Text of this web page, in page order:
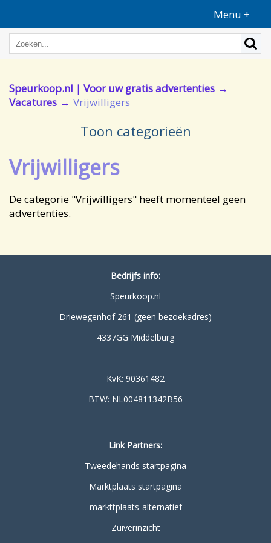
Menu +
Speurkoop.nl | Voor uw gratis advertenties
Vacatures
Vrijwilligers
Toon categorieën
Vrijwilligers
De categorie "Vrijwilligers" heeft momenteel geen
advertenties.
Bedrijfs info:
Speurkoop.nl
Driewegenhof 261 (geen bezoekadres)
4337GG Middelburg
KvK: 90361482
BTW: NL004811342B56
Link Partners:
Tweedehands startpagina
Marktplaats startpagina
markttplaats-alternatief
Zuiverinzicht